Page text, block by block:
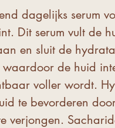
dagelijks serum
Dit serum vult de
en sluit de
de huid
voller wordt.
te bevorderen
verjongen.